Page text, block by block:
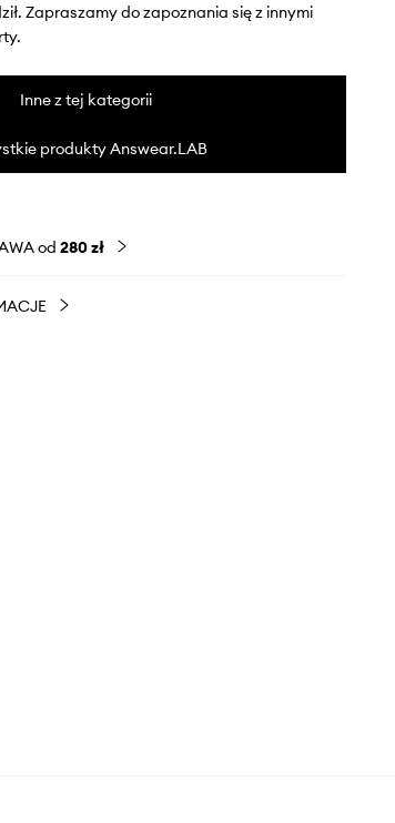
Zapraszamy do zapoznania się z innymi
Inne z tej kategorii
produkty Answear.LAB
od 280 zł